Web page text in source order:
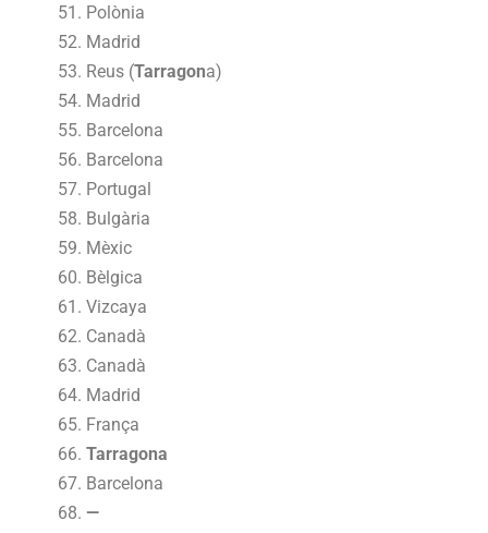
Polònia
Madrid
Reus (Tarragona)
Madrid
Barcelona
Barcelona
Portugal
Bulgària
Mèxic
Bèlgica
Vizcaya
Canadà
Canadà
Madrid
França
Tarragona
Barcelona
—